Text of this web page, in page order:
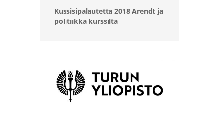
Kussisipalautetta 2018 Arendt ja
politiikka kurssilta